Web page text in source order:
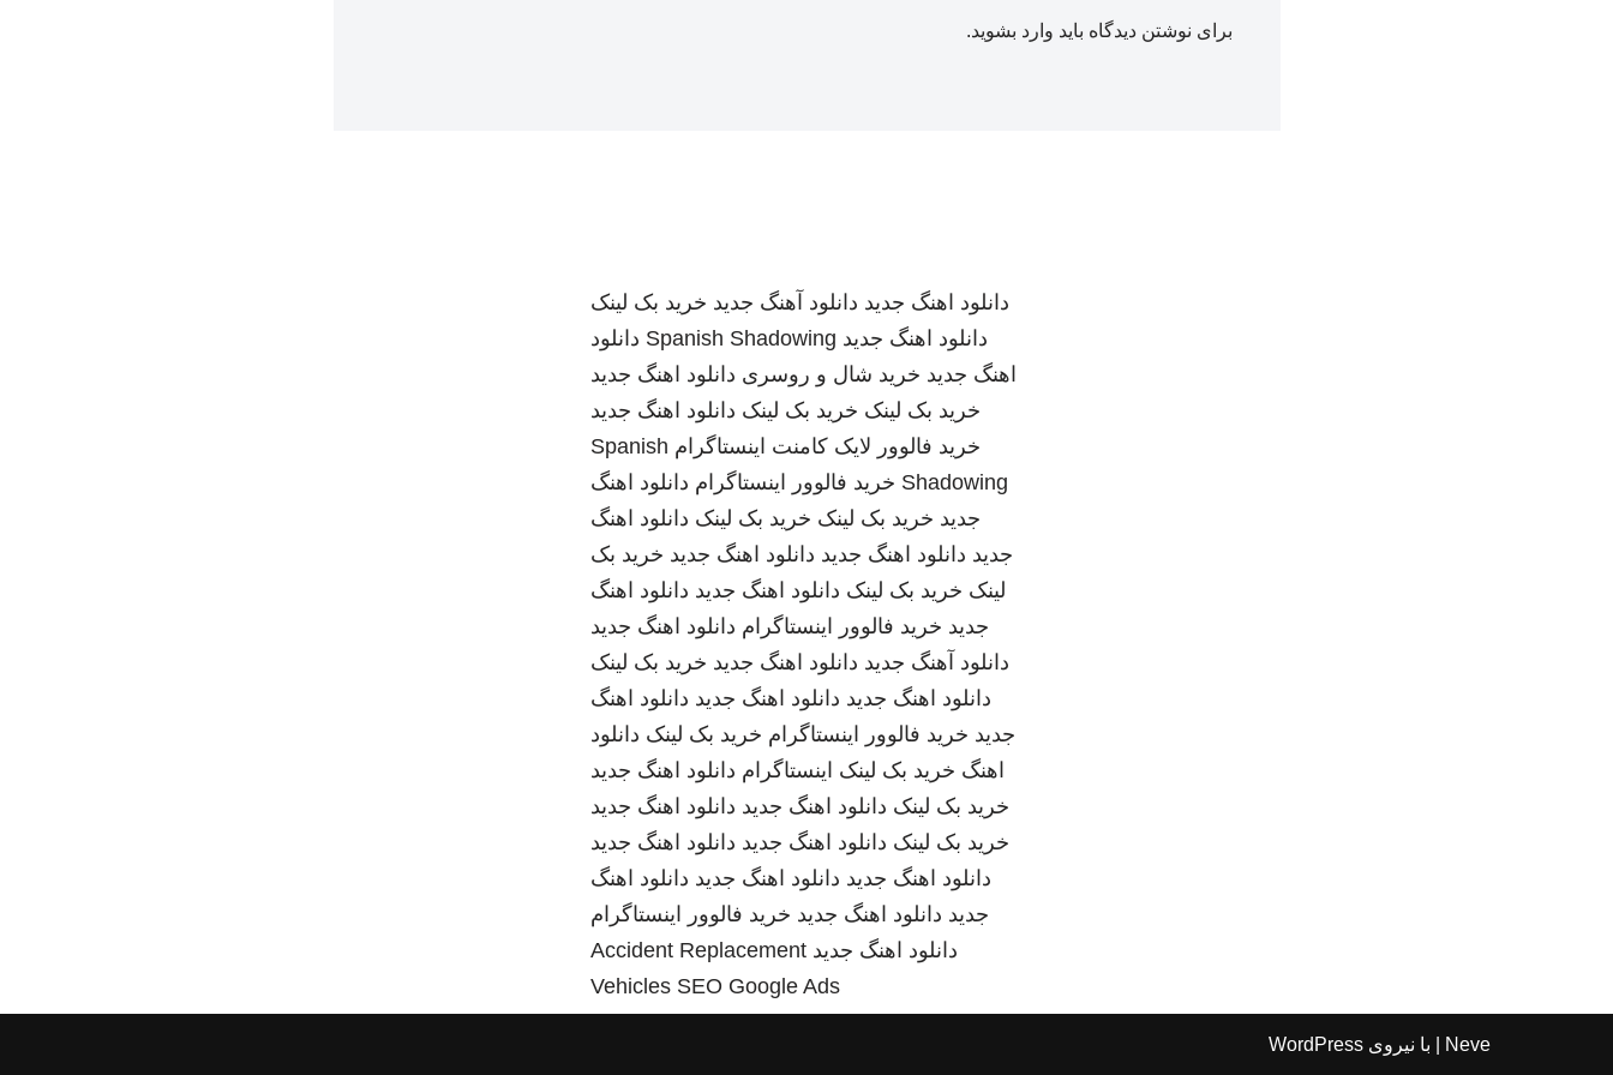
برای نوشتن دیدگاه باید وارد بشوید.
دانلود اهنگ جدید دانلود آهنگ جدید خرید بک لینک
دانلود اهنگ جدید Spanish Shadowing دانلود
اهنگ جدید خرید شال و روسری دانلود اهنگ جدید
خرید بک لینک خرید بک لینک دانلود اهنگ جدید
خرید فالوور لایک کامنت اینستاگرام Spanish
Shadowing خرید فالوور اینستاگرام دانلود اهنگ
جدید خرید بک لینک خرید بک لینک دانلود اهنگ
جدید دانلود اهنگ جدید دانلود اهنگ جدید خرید بک
لینک خرید بک لینک دانلود اهنگ جدید دانلود اهنگ
جدید خرید فالوور اینستاگرام دانلود اهنگ جدید
دانلود آهنگ جدید دانلود اهنگ جدید خرید بک لینک
دانلود اهنگ جدید دانلود اهنگ جدید دانلود اهنگ
جدید خرید فالوور اینستاگرام خرید بک لینک دانلود
اهنگ خرید بک لینک اینستاگرام دانلود اهنگ جدید
خرید بک لینک دانلود اهنگ جدید دانلود اهنگ جدید
خرید بک لینک دانلود اهنگ جدید دانلود اهنگ جدید
دانلود اهنگ جدید دانلود اهنگ جدید دانلود اهنگ
جدید دانلود اهنگ جدید خرید فالوور اینستاگرام
دانلود اهنگ جدید Accident Replacement
Vehicles SEO Google Ads
Neve | با نیروی WordPress